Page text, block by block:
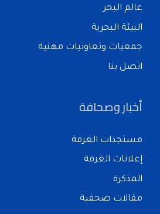
عالم البحر
البيئة البحرية
جمعيات وتعاونيات مهنية
اتصل بنا
أخبار وصحافة
مستجدات الغرفة
إعلانات الغرفة
المذكرة
مقالات صحفية